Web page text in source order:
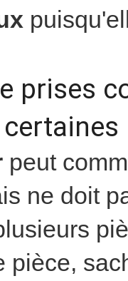
prises
peut
ne doit
pièce,